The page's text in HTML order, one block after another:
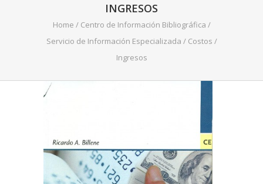
INGRESOS
Home / Centro de Información Bibliográfica /
Servicio de Información Especializada / Costos /
Ingresos